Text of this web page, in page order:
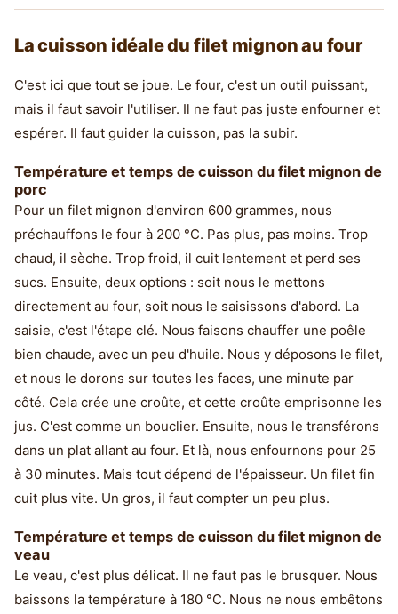
La cuisson idéale du filet mignon au four
C'est ici que tout se joue. Le four, c'est un outil puissant,
mais il faut savoir l'utiliser. Il ne faut pas juste enfourner et
espérer. Il faut guider la cuisson, pas la subir.
Température et temps de cuisson du filet mignon de
porc
Pour un filet mignon d'environ 600 grammes, nous
préchauffons le four à 200 °C. Pas plus, pas moins. Trop
chaud, il sèche. Trop froid, il cuit lentement et perd ses
sucs. Ensuite, deux options : soit nous le mettons
directement au four, soit nous le saisissons d'abord. La
saisie, c'est l'étape clé. Nous faisons chauffer une poêle
bien chaude, avec un peu d'huile. Nous y déposons le filet,
et nous le dorons sur toutes les faces, une minute par
côté. Cela crée une croûte, et cette croûte emprisonne les
jus. C'est comme un bouclier. Ensuite, nous le transférons
dans un plat allant au four. Et là, nous enfournons pour 25
à 30 minutes. Mais tout dépend de l'épaisseur. Un filet fin
cuit plus vite. Un gros, il faut compter un peu plus.
Température et temps de cuisson du filet mignon de
veau
Le veau, c'est plus délicat. Il ne faut pas le brusquer. Nous
baissons la température à 180 °C. Nous ne nous embêtons